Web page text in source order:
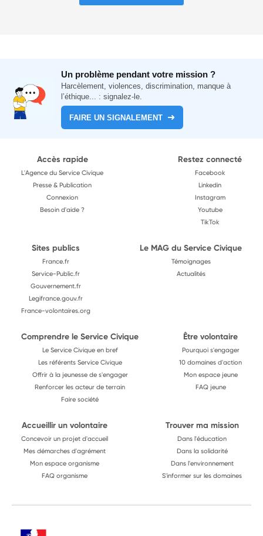
Un problème pendant votre mission ?
Harcèlement, violences, discrimination, manque à
l’éthique... : signalez-le.
FAIRE UN SIGNALEMENT
Accès rapide
L'Agence du Service Civique
Presse & Publication
Connexion
Besoin d'aide ?
Restez connecté
Facebook
Linkedin
Instagram
Youtube
TikTok
Sites publics
France.fr
Service-Public.fr
Gouvernement.fr
Legifrance.gouv.fr
France-volontaires.org
Le MAG du Service Civique
Témoignages
Actualités
Comprendre le Service Civique
Le Service Civique en bref
Les référents Service Civique
Offrir à la jeunesse de s'engager
Renforcer les acteur de terrain
Faire société
Être volontaire
Pourquoi s'engager
10 domaines d'action
Mon espace jeune
FAQ jeune
Accueillir un volontaire
Concevoir un projet d'accueil
Mes démarches d'agrément
Mon espace organisme
FAQ organisme
Trouver ma mission
Dans l'éducation
Dans la solidarité
Dans l'environnement
S'informer sur les domaines